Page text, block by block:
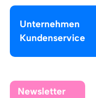
Unternehmen
Kundenservice
Newsletter